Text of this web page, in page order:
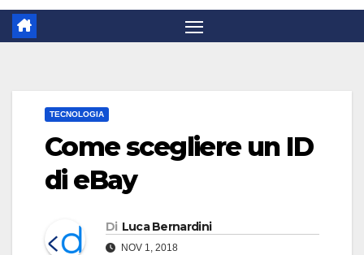
TECNOLOGIA
Come scegliere un ID
di eBay
Di Luca Bernardini
NOV 1, 2018